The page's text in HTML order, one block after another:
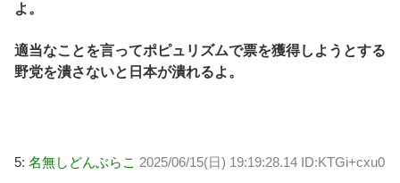
よ。
適当なことを言ってポピュリズムで票を獲得しようとする
野党を潰さないと日本が潰れるよ。
5: 名無しどんぶらこ 2025/06/15(日) 19:19:28.14 ID:KTGi+cxu0